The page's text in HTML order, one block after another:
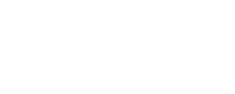
letras adhesivas
para cualquier tipo de aplicación o
expositores.